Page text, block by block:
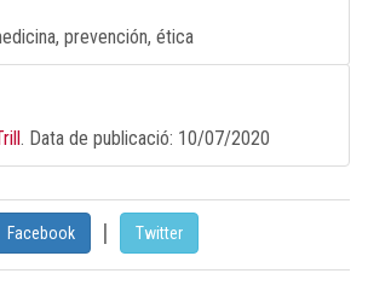
prevención, ética
. Data de publicació: 10/07/2020
Facebook | Twitter